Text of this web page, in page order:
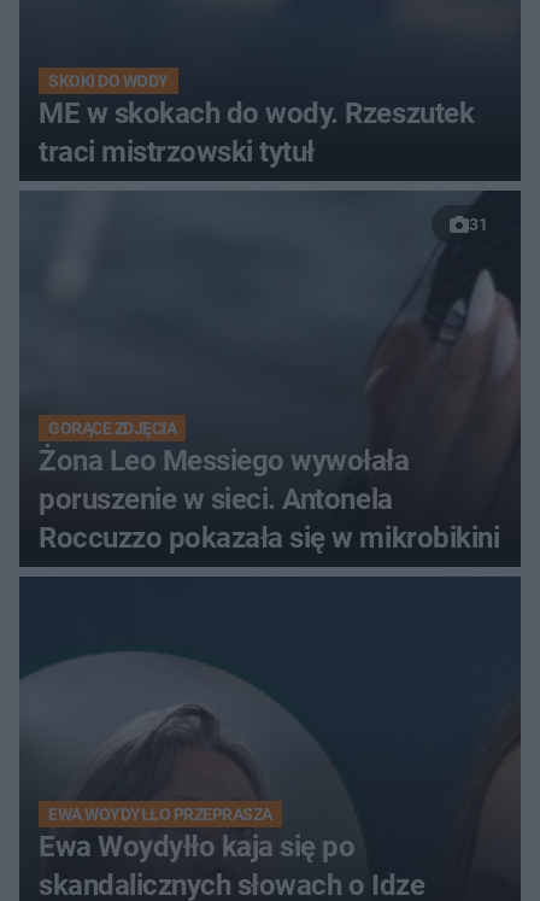
SKOKI DO WODY
ME w skokach do wody. Rzeszutek
traci mistrzowski tytuł
31
GORĄCE ZDJĘCIA
Żona Leo Messiego wywołała
poruszenie w sieci. Antonela
Roccuzzo pokazała się w mikrobikini
EWA WOYDYŁŁO PRZEPRASZA
Ewa Woydyłło kaja się po
skandalicznych słowach o Idze